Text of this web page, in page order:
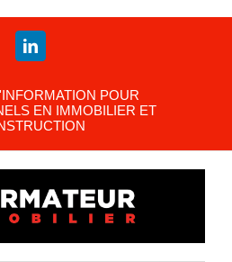
LinkedIn
POUR
EN IMMOBILIER ET